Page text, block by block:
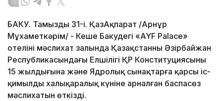
БАКУ. Тамыздың 31-і. ҚазАқпарат /Арнұр
Мұхаметкәрім/ - Кеше Бакудегі «AYF Palace»
отелінің мәслихат залында Қазақстанның Әзірбайжан
Республикасындағы Елшілігі ҚР Конституциясының
15 жылдығына және Ядролық сынақтарға қарсы іс-
қимылдың халықаралық күніне арналған баспасөз
мәслихатын өткізді.